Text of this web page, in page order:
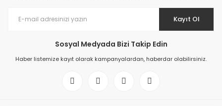
Kayıt Ol
Sosyal Medyada Bizi Takip Edin
Haber listemize kayıt olarak kampanyalardan, haberdar olabilirsiniz.